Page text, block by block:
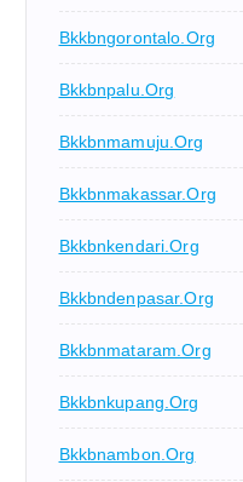
Bkkbngorontalo.org
Bkkbnpalu.org
Bkkbnmamuju.org
Bkkbnmakassar.org
Bkkbnkendari.org
Bkkbndenpasar.org
Bkkbnmataram.org
Bkkbnkupang.org
Bkkbnambon.org